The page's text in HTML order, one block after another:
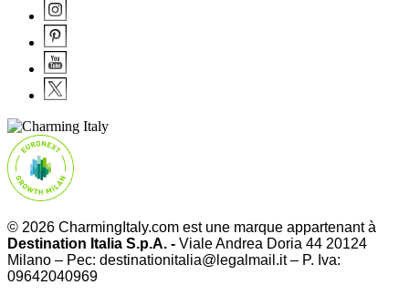
© 2026 CharmingItaly.com est une marque appartenant à
Destination Italia S.p.A. - Viale Andrea Doria 44 20124
Milano – Pec: destinationitalia@legalmail.it – P. Iva:
09642040969